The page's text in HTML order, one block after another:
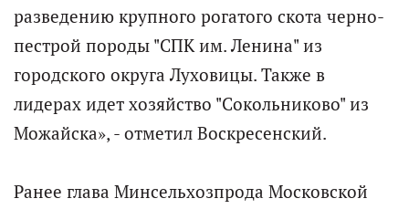
разведению крупного рогатого скота черно-
пестрой породы "СПК им. Ленина" из
городского округа Луховицы. Также в
лидерах идет хозяйство "Сокольниково" из
Можайска», - отметил Воскресенский.
Ранее глава Минсельхозпрода Московской